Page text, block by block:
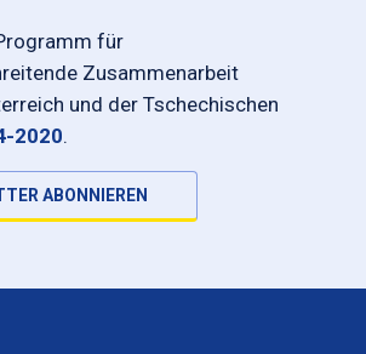
für
Zusammenarbeit
und der Tschechischen
2020.
ABONNIEREN